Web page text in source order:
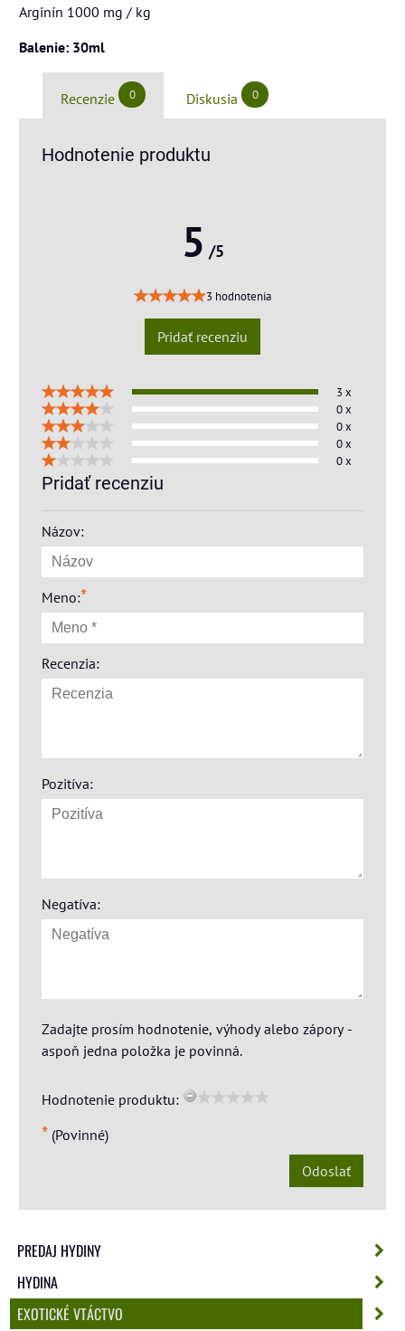
Arginín 1000 mg / kg
Balenie: 30ml
Recenzie 0 Diskusia 0
Hodnotenie produktu
5 /5
3 hodnotenia
Pridať recenziu
3 x
0 x
0 x
0 x
0 x
Pridať recenziu
Názov:
Meno:*
Recenzia:
Pozitíva:
Negatíva:
Zadajte prosím hodnotenie, výhody alebo zápory -
aspoň jedna položka je povinná.
Hodnotenie produktu:
* (Povinné)
Odoslať
PREDAJ HYDINY
HYDINA
EXOTICKÉ VTÁCTVO